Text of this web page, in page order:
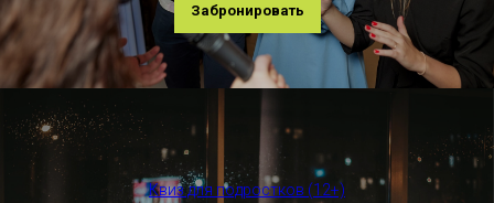
Забронировать
Квиз для подростков (12+)